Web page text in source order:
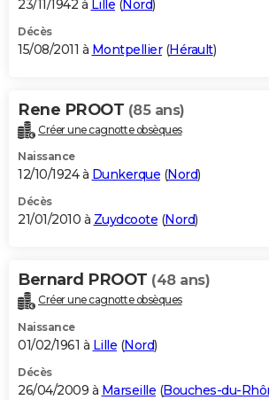
23/11/1942 à Lille (Nord)
Décès
15/08/2011 à Montpellier(Hérault)
Rene PROOT (85 ans)
Créer une cagnotte obsèques
Naissance
12/10/1924 à Dunkerque (Nord)
Décès
21/01/2010 à Zuydcoote (Nord)
Bernard PROOT (48 ans)
Créer une cagnotte obsèques
Naissance
01/02/1961 à Lille (Nord)
Décès
26/04/2009 à Marseille (Bouches-du-